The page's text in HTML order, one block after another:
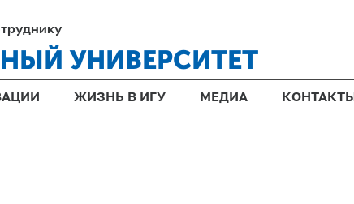
УНИВЕРСИТЕТ
ЖИЗНЬ В ИГУ МЕДИА КОНТАКТЫ